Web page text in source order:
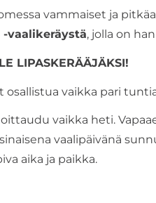
vammaiset ja
-vaalikeräystä, jolla on
LIPASKERÄÄJÄKSI!
osallistua vaikka pari
vaikka heti.
vaalipäivänä
aika ja paikka.